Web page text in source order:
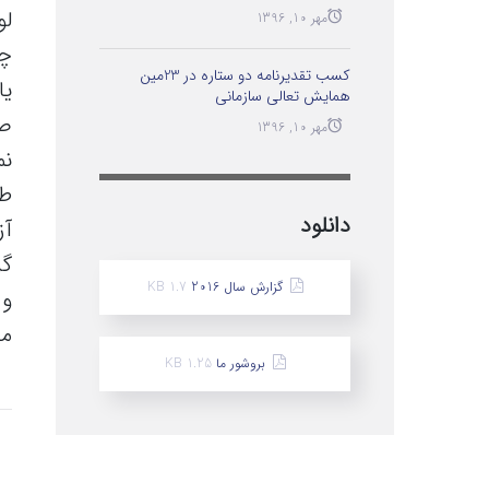
مهر 10, 1396
کسب تقدیرنامه دو ستاره در 23مین
همایش تعالی سازمانی
مهر 10, 1396
دانلود
گزارش سال 2016 1.7 KB
بروشور ما1.25 KB